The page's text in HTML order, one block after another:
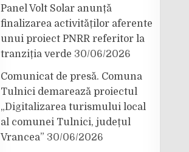
Panel Volt Solar anunță
finalizarea activităților aferente
unui proiect PNRR referitor la
tranziția verde 30/06/2026
Comunicat de presă. Comuna
Tulnici demarează proiectul
„Digitalizarea turismului local
al comunei Tulnici, județul
Vrancea” 30/06/2026